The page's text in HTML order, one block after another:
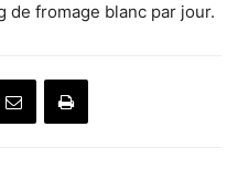
de fromage blanc par jour.